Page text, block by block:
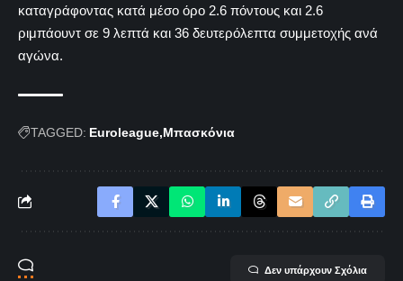
καταγράφοντας κατά μέσο όρο 2.6 πόντους και 2.6
ριμπάουντ σε 9 λεπτά και 36 δευτερόλεπτα συμμετοχής ανά
αγώνα.
TAGGED: Euroleague Μπασκόνια
Δεν υπάρχουν Σχόλια